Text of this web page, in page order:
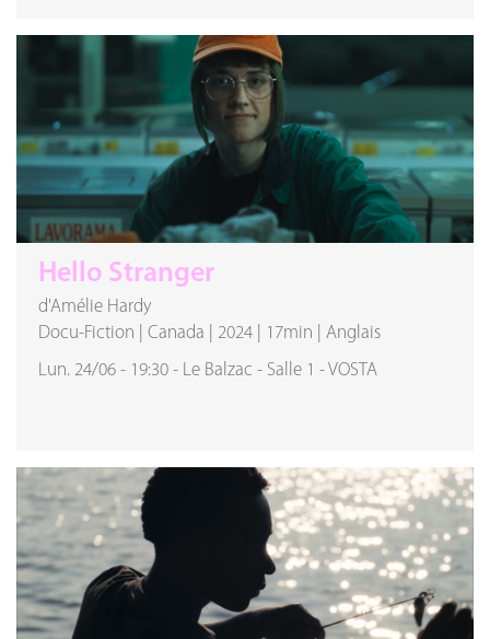
Hello Stranger
d'Amélie Hardy
Docu-Fiction
Canada 2024 17min
Anglais
Lun. 24/06 - 19:30 - Le Balzac - Salle 1 -VOSTA